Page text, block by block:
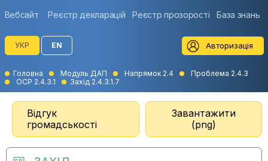
Вебсайт Реєстр декларацій Реєстр прозорості База знань
УКР EN Авторизація
Головна Модуль ДАП Напрямок 2.4
Проблема 2.4.3
ОСР 2.4.3.1
Захід 2.4.3.1.7
Відгук
громадськості
Завантажити
(png)